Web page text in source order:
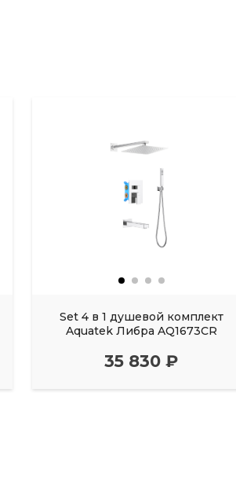
Set 4 в 1 душевой комплект
Aquatek Либра AQ1673CR
35 830 ₽